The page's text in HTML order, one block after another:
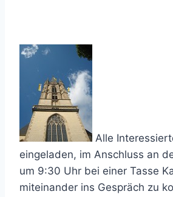
Alle
eingeladen, im Anschluss an
um 9:30 Uhr bei einer Tasse
miteinander ins Gespräch zu